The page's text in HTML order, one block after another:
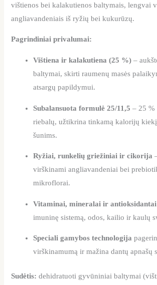
vištienos bei kalakutienos baltymais, lengvai
angliavandeniais iš ryžių bei kukurūzų.
Pagrindiniai privalumai:
Vištiena ir kalakutiena (25 %) –
baltymai, skirti raumenų masės
atsargų papildymui.
Subalansuota formulė 25/11,5 – 25 %
riebalų, užtikrina tinkamą kalorijų
šunims.
Ryžiai, runkelių griežiniai ir cikorija
virškinami angliavandeniai bei
mikroflorai.
Vitaminai, mineralai ir antioksidantai
imuninę sistemą, odos, kailio ir kaulų
Speciali gamybos technologija
virškinamumą ir mažina dantų apnašų
Sudėtis: dehidratuoti gyvūniniai baltymai